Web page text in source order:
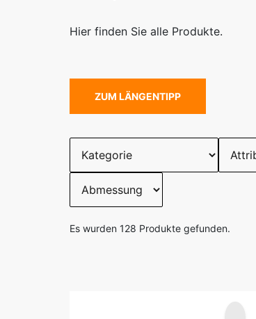
Hier finden Sie alle Produkte.
ZUM LÄNGENTIPP
Es wurden 128 Produkte gefunden.